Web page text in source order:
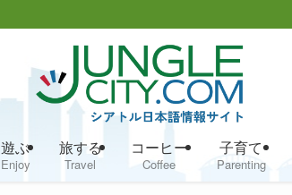
遊ぶ
Enjoy
旅する
Travel
コーヒー
Coffee
子育て
Parenting